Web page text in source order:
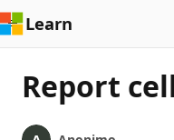
Learn
Report